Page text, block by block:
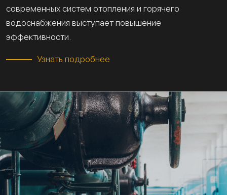
современных систем отопления и горячего
водоснабжения выступает повышение
эффективности.
Узнать подробнее